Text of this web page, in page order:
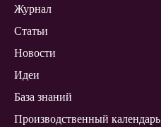
Журнал
Статьи
Новости
Идеи
База знаний
Производственный календарь